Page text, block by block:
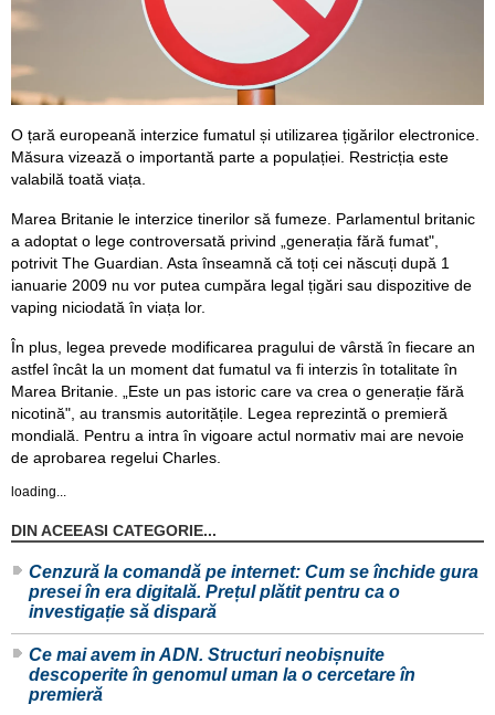
O țară europeană interzice fumatul și utilizarea țigărilor electronice.
Măsura vizează o importantă parte a populației. Restricția este
valabilă toată viața.
Marea Britanie le interzice tinerilor să fumeze. Parlamentul britanic
a adoptat o lege controversată privind „generația fără fumat",
potrivit The Guardian. Asta înseamnă că toți cei născuți după 1
ianuarie 2009 nu vor putea cumpăra legal țigări sau dispozitive de
vaping niciodată în viața lor.
În plus, legea prevede modificarea pragului de vârstă în fiecare an
astfel încât la un moment dat fumatul va fi interzis în totalitate în
Marea Britanie. „Este un pas istoric care va crea o generație fără
nicotină", au transmis autoritățile. Legea reprezintă o premieră
mondială. Pentru a intra în vigoare actul normativ mai are nevoie
de aprobarea regelui Charles.
loading...
DIN ACEEASI CATEGORIE...
Cenzură la comandă pe internet: Cum se închide gura
presei în era digitală. Prețul plătit pentru ca o
investigație să dispară
Ce mai avem in ADN. Structuri neobișnuite
descoperite în genomul uman la o cercetare în
premieră